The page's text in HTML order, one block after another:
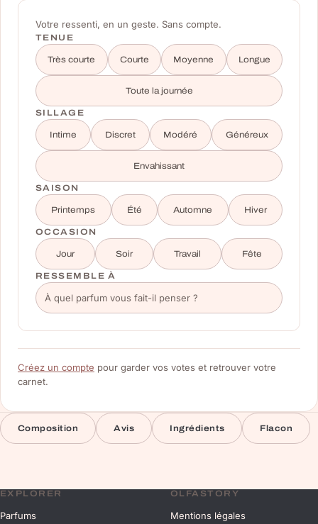
Votre ressenti, en un geste. Sans compte.
TENUE
Très courte Courte Moyenne Longue
Toute la journée
SILLAGE
Intime Discret Modéré Généreux
Envahissant
SAISON
Printemps Été Automne Hiver
OCCASION
Jour Soir Travail Fête
RESSEMBLE À
Créez un compte pour garder vos votes et retrouver votre
carnet.
Composition Avis Ingrédients Flacon
EXPLORER
Parfums
OLFASTORY
Mentions légales